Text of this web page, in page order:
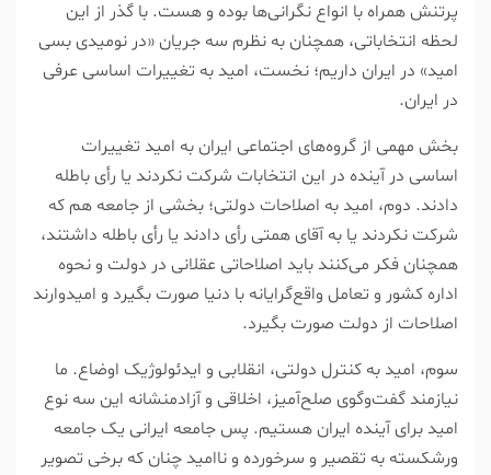
پرتنش همراه با انواع نگرانی‌ها بوده و هست. با گذر از این
لحظه انتخاباتی، همچنان به نظرم سه جریان «در نومیدی بسی
امید» در ایران داریم؛ نخست، امید به تغییرات اساسی عرفی
در ایران.
بخش مهمی از گروه‌های اجتماعی ایران به امید تغییرات
اساسی در آینده در این انتخابات شرکت نکردند یا رأی باطله
دادند. دوم، امید به اصلاحات دولتی؛ بخشی از جامعه هم که
شرکت نکردند یا به آقای همتی رأی دادند یا رأی باطله داشتند،
همچنان فکر می‌کنند باید اصلاحاتی عقلانی در دولت و نحوه
اداره کشور و تعامل واقع‌گرایانه با دنیا صورت بگیرد و امیدوارند
اصلاحات از دولت صورت بگیرد.
سوم، امید به کنترل دولتی، انقلابی و ایدئولوژیک اوضاع. ما
نیازمند گفت‌وگوی صلح‌آمیز، اخلاقی و آزادمنشانه این سه نوع
امید برای آینده ایران هستیم. پس جامعه ایرانی یک جامعه
ورشکسته به تقصیر و سرخورده و ناامید چنان که برخی تصویر